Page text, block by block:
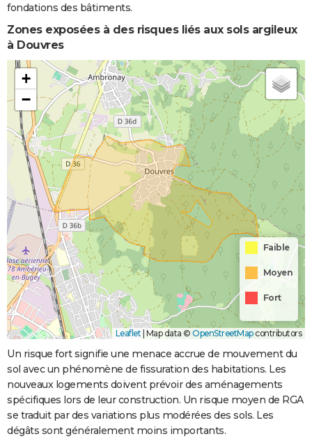
fondations des bâtiments.
Zones exposées à des risques liés aux sols argileux
à Douvres
+
−
Faible
Moyen
Fort
Leaflet Map data © OpenStreetMapcontributors
Un risque fort signifie une menace accrue de mouvement du
sol avec un phénomène de fissuration des habitations. Les
nouveaux logements doivent prévoir des aménagements
spécifiques lors de leur construction. Un risque moyen de RGA
se traduit par des variations plus modérées des sols. Les
dégâts sont généralement moins importants.